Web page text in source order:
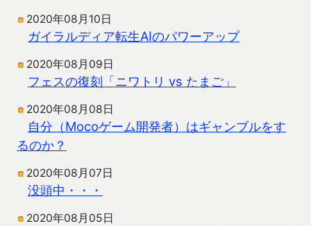
2020年08月10日
ガイラルディア転生AIのパワーアップ
2020年08月09日
フェスの復刻「ニワトリ vs たまご」
2020年08月08日
自分（Mocoゲーム開発者）はギャンブルをす
るのか？
2020年08月07日
没頭中・・・
2020年08月05日